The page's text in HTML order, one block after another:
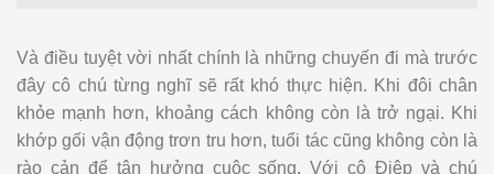
Và điều tuyệt vời nhất chính là những chuyến đi mà trước
đây cô chú từng nghĩ sẽ rất khó thực hiện. Khi đôi chân
khỏe mạnh hơn, khoảng cách không còn là trở ngại. Khi
khớp gối vận động trơn tru hơn, tuổi tác cũng không còn là
rào cản để tận hưởng cuộc sống. Với cô Điệp và chú